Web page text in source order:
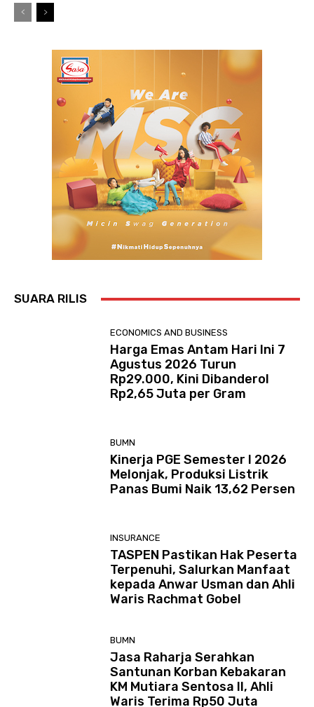
SUARA RILIS
ECONOMICS AND BUSINESS
Harga Emas Antam Hari Ini 7
Agustus 2026 Turun
Rp29.000, Kini Dibanderol
Rp2,65 Juta per Gram
BUMN
Kinerja PGE Semester I 2026
Melonjak, Produksi Listrik
Panas Bumi Naik 13,62 Persen
INSURANCE
TASPEN Pastikan Hak Peserta
Terpenuhi, Salurkan Manfaat
kepada Anwar Usman dan Ahli
Waris Rachmat Gobel
BUMN
Jasa Raharja Serahkan
Santunan Korban Kebakaran
KM Mutiara Sentosa II, Ahli
Waris Terima Rp50 Juta